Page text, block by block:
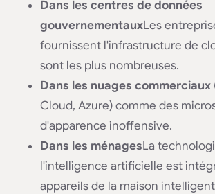
Dans les centres de données
gouvernementauxLes
fournissent l'infrastructure de
sont les plus nombreuses.
Dans les nuages commerciaux
Cloud, Azure) comme des
d'apparence inoffensive.
Dans les ménagesLa
l'intelligence artificielle est
appareils de la maison